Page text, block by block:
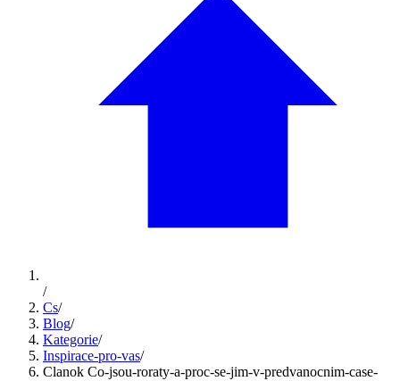
/
Cs/
Blog/
Kategorie/
Inspirace-pro-vas/
Clanok Co-jsou-roraty-a-proc-se-jim-v-predvanocnim-case-